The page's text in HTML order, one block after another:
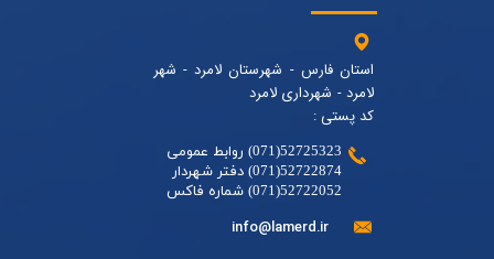
استان فارس - شهرستان لامرد - شهر
لامرد - شهرداری لامرد
کد پستی :
52725323(071) روابط عمومی
52722874(071) دفتر شهردار
52722052(071) شماره فاکس
info@lamerd.ir